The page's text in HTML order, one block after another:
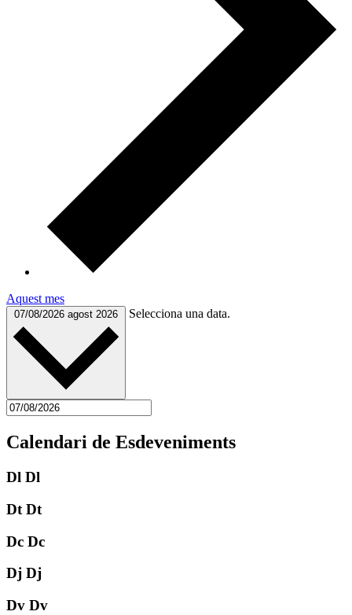
Aquest mes
07/08/2026 agost 2026 Selecciona una data.
Calendari de Esdeveniments
Dl Dl
Dt Dt
Dc Dc
Dj Dj
Dv Dv